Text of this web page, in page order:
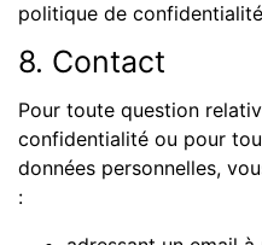
politique de
8. Contact
Pour toute question
confidentialité ou pour
données personnelles,
: